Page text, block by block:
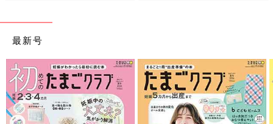
最新号